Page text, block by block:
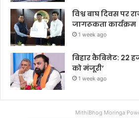
विश्व बाघ दिवस पर
जागरूकता कार्यक्रम
1 week ago
बिहार कैबिनेट: 22
को मंजूरी’
1 week ago
MithiBhog Moringa